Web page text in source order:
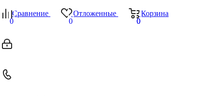
Сравнение
0
Отложенные
0
Корзина
0
0